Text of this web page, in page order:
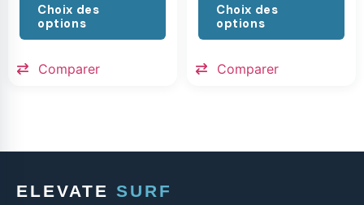
Choix des
options
Comparer
Choix des
options
Comparer
ELEVATE SURF